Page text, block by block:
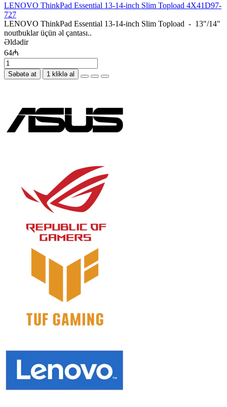
LENOVO ThinkPad Essential 13-14-inch Slim Topload 4X41D97-
727
LENOVO ThinkPad Essential 13-14-inch Slim Topload - 13″/14"
noutbuklar üçün əl çantası..
Əldədir
64₼
Səbətə at 1 kliklə al